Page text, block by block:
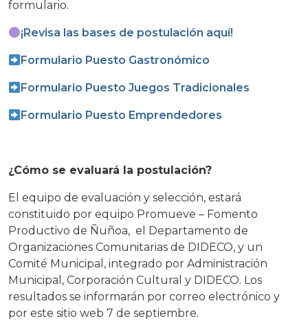
formulario.
¡Revisa las bases de postulación aquí!
Formulario Puesto Gastronómico
Formulario Puesto Juegos Tradicionales
Formulario Puesto Emprendedores
¿Cómo se evaluará la postulación?
El equipo de evaluación y selección, estará
constituido por equipo Promueve – Fomento
Productivo de Ñuñoa, el Departamento de
Organizaciones Comunitarias de DIDECO, y un
Comité Municipal, integrado por Administración
Municipal, Corporación Cultural y DIDECO. Los
resultados se informarán por correo electrónico y
por este sitio web 7 de septiembre.